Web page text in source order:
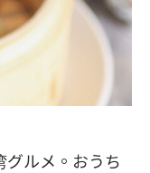
ルメ。おうち